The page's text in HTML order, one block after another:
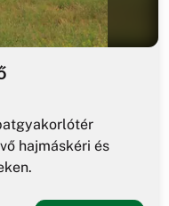
hajmáskéri és